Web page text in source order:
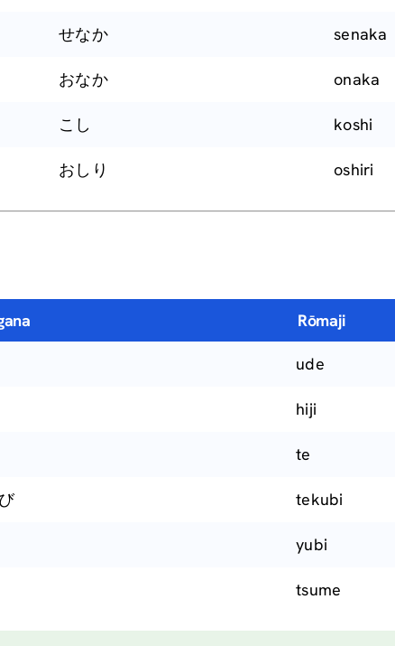
せなか senaka
おなか onaka
こし koshi
おしり oshiri
Rōmaji
ude
hiji
te
tekubi
yubi
tsume